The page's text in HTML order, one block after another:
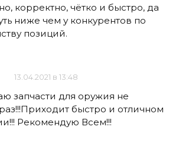
корректно, чётко и быстро, да
ниже чем у конкурентов по
позиций.
13.04.2021 в 13:48
запчасти для оружия не
быстро и отличном
Рекомендую Всем!!!